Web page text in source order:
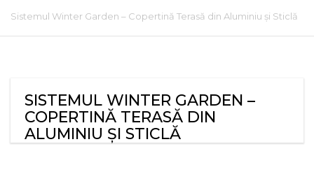
Sistemul Winter Garden – Copertină Terasă din Aluminiu și Sticlă
SISTEMUL WINTER GARDEN –
COPERTINĂ TERASĂ DIN
ALUMINIU ȘI STICLĂ